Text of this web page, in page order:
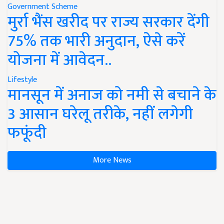
Government Scheme
मुर्रा भैंस खरीद पर राज्य सरकार देंगी
75% तक भारी अनुदान, ऐसे करें
योजना में आवेदन..
Lifestyle
मानसून में अनाज को नमी से बचाने के
3 आसान घरेलू तरीके, नहीं लगेगी
फफूंदी
More News